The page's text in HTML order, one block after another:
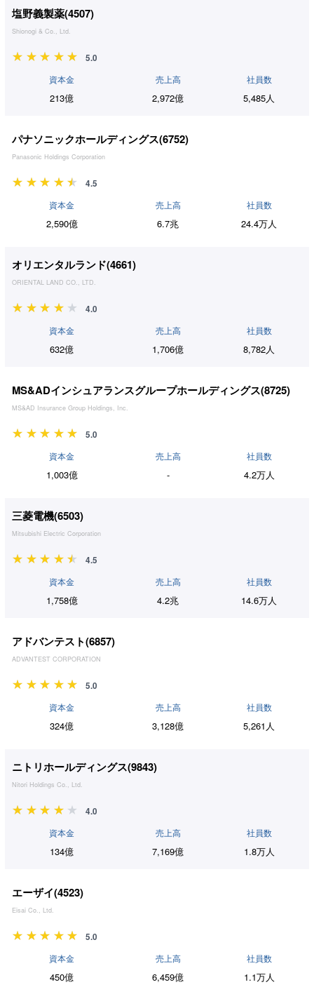
塩野義製薬(4507)
Shionogi & Co., Ltd.
5.0
資本金
213億
売上高
2,972億
社員数
5,485人
パナソニックホールディングス(6752)
Panasonic Holdings Corporation
4.5
資本金
2,590億
売上高
6.7兆
社員数
24.4万人
オリエンタルランド(4661)
ORIENTAL LAND CO., LTD.
4.0
資本金
632億
売上高
1,706億
社員数
8,782人
MS&ADインシュアランスグループホールディングス(8725)
MS&AD Insurance Group Holdings, Inc.
5.0
資本金
1,003億
売上高
-
社員数
4.2万人
三菱電機(6503)
Mitsubishi Electric Corporation
4.5
資本金
1,758億
売上高
4.2兆
社員数
14.6万人
アドバンテスト(6857)
ADVANTEST CORPORATION
5.0
資本金
324億
売上高
3,128億
社員数
5,261人
ニトリホールディングス(9843)
Nitori Holdings Co., Ltd.
4.0
資本金
134億
売上高
7,169億
社員数
1.8万人
エーザイ(4523)
Eisai Co., Ltd.
5.0
資本金
450億
売上高
6,459億
社員数
1.1万人